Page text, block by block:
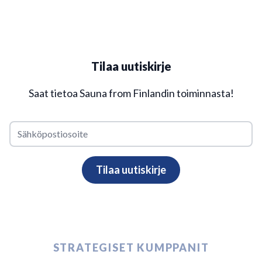
Tilaa uutiskirje
Saat tietoa Sauna from Finlandin toiminnasta!
STRATEGISET KUMPPANIT